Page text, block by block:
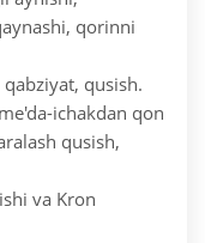
qorinni
qusish.
ichakdan qon
qusish,
va Kron